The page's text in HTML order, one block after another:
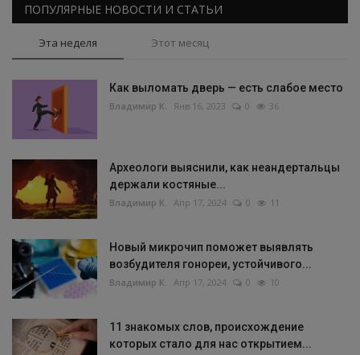
ПОПУЛЯРНЫЕ НОВОСТИ И СТАТЬИ
Эта неделя Этот месяц
Как выломать дверь — есть слабое место
Владимир К. Янв 16, 2023 0 36
Археологи выяснили, как неандертальцы
держали костяные...
Владимир К. Апр 17, 2024 0 11
Новый микрочип поможет выявлять
возбудителя гонореи, устойчивого...
Владимир К. Апр 17, 2024 0 10
11 знакомых слов, происхождение
которых стало для нас открытием...